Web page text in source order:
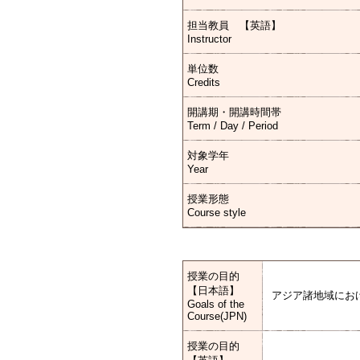
担当教員 【英語】
Instructor
単位数
Credits
開講期・開講時間帯
Term / Day / Period
対象学年
Year
授業形態
Course style
授業の目的
【日本語】
Goals of the
Course(JPN)
アジア諸地域にお
授業の目的